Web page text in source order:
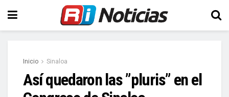
Inicio Sinaloa
Así quedaron las ”pluris” en el